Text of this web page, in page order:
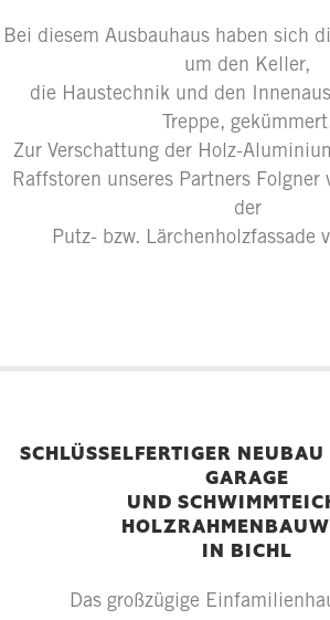
Bei diesem Ausbauhaus haben sich
um den Keller,
die Haustechnik und den
Treppe,
Zur Verschattung der Holz-
Raffstoren unseres Partners
der
Putz- bzw. Lärchenholzfassade
SCHLÜSSELFERTIGER
GARAGE
UND
IN BICHL
Das großzügige